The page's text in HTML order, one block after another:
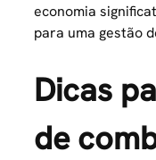
economia
para uma gestão
Dicas
de